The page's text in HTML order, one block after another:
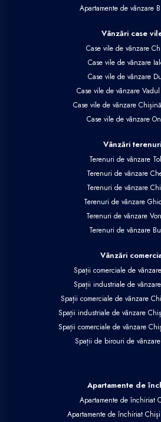
Apartamente de vânzare
Vânzări case
Case vile de vânzare
Case vile de vânzare
Case vile de vânzare
Case vile de vânzare
Case vile de vânzare
Case vile de vânzare
Vânzări terenuri
Terenuri de vânzare
Terenuri de vânzare
Terenuri de vânzare
Terenuri de vânzare
Terenuri de vânzare
Terenuri de vânzare
Vânzări
Spații comerciale de
Spații industriale de
Spații comerciale de vânzare
Spații industriale de vânzare
Spații comerciale de vânzare
Spații de birouri de
Apartamente de
Apartamente de închiriat
Apartamente de închiriat